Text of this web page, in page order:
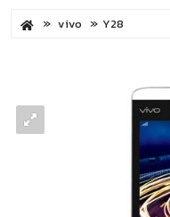
vivo Y28